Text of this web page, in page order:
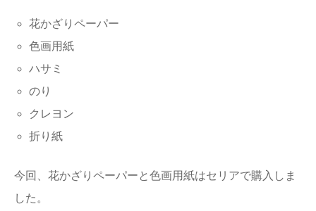
花かざりペーパー
色画用紙
ハサミ
のり
クレヨン
折り紙
今回、花かざりペーパーと色画用紙はセリアで購入しま
した。